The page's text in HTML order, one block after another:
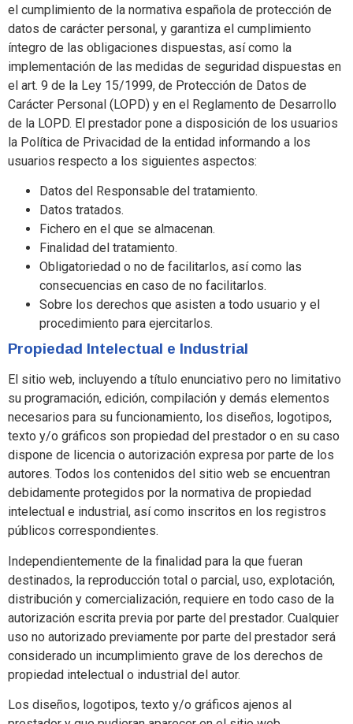
el cumplimiento de la normativa española de protección de
datos de carácter personal, y garantiza el cumplimiento
íntegro de las obligaciones dispuestas, así como la
implementación de las medidas de seguridad dispuestas en
el art. 9 de la Ley 15/1999, de Protección de Datos de
Carácter Personal (LOPD) y en el Reglamento de Desarrollo
de la LOPD. El prestador pone a disposición de los usuarios
la Política de Privacidad de la entidad informando a los
usuarios respecto a los siguientes aspectos:
Datos del Responsable del tratamiento.
Datos tratados.
Fichero en el que se almacenan.
Finalidad del tratamiento.
Obligatoriedad o no de facilitarlos, así como las
consecuencias en caso de no facilitarlos.
Sobre los derechos que asisten a todo usuario y el
procedimiento para ejercitarlos.
Propiedad Intelectual e Industrial
El sitio web, incluyendo a título enunciativo pero no limitativo
su programación, edición, compilación y demás elementos
necesarios para su funcionamiento, los diseños, logotipos,
texto y/o gráficos son propiedad del prestador o en su caso
dispone de licencia o autorización expresa por parte de los
autores. Todos los contenidos del sitio web se encuentran
debidamente protegidos por la normativa de propiedad
intelectual e industrial, así como inscritos en los registros
públicos correspondientes.
Independientemente de la finalidad para la que fueran
destinados, la reproducción total o parcial, uso, explotación,
distribución y comercialización, requiere en todo caso de la
autorización escrita previa por parte del prestador. Cualquier
uso no autorizado previamente por parte del prestador será
considerado un incumplimiento grave de los derechos de
propiedad intelectual o industrial del autor.
Los diseños, logotipos, texto y/o gráficos ajenos al